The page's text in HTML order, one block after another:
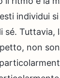
individui
sé. Tuttavia,
non